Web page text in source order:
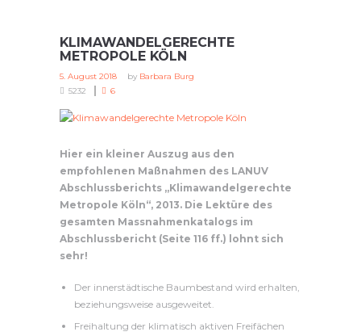
KLIMAWANDELGERECHTE
METROPOLE KÖLN
5. August 2018 by Barbara Burg
5232
6
Hier ein kleiner Auszug aus den
empfohlenen Maßnahmen des LANUV
Abschlussberichts „Klimawandelgerechte
Metropole Köln“, 2013. Die Lektüre des
gesamten Massnahmenkatalogs im
Abschlussbericht (Seite 116 ff.) lohnt sich
sehr!
Der innerstädtische Baumbestand wird erhalten,
beziehungsweise ausgeweitet.
Freihaltung der klimatisch aktiven Freifächen